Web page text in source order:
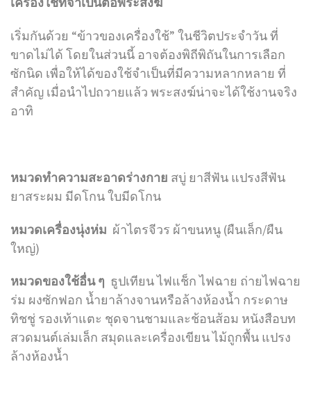
เริ่มกันด้วย “ข้าวของเครื่องใช้” ในชีวิตประจำวัน ที่
ขาดไม่ได้ โดยในส่วนนี้ อาจต้องพิถีพิถันในการเลือก
ซักนิด เพื่อให้ได้ของใช้จำเป็นที่มีความหลากหลาย ที่
สำคัญ เมื่อนำไปถวายแล้ว พระสงฆ์น่าจะได้ใช้งานจริง
อาทิ
หมวดทำความสะอาดร่างกาย สบู่ ยาสีฟัน แปรงสีฟัน
ยาสระผม มีดโกน ใบมีดโกน
หมวดเครื่องนุ่งห่ม ผ้าไตรจีวร ผ้าขนหนู (ผืนเล็ก/ผืน
ใหญ่)
หมวดของใช้อื่น ๆ ธูปเทียน ไฟแช็ก ไฟฉาย ถ่ายไฟฉาย
ร่ม ผงซักฟอก น้ำยาล้างจานหรือล้างห้องน้ำ กระดาษ
ทิชชู่ รองเท้าแตะ ชุดจานชามและช้อนส้อม หนังสือบท
สวดมนต์เล่มเล็ก สมุดและเครื่องเขียน ไม้ถูกพื้น แปรง
ล้างห้องน้ำ